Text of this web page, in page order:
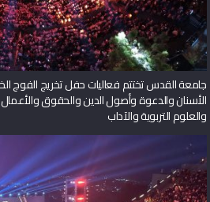
جامعة القدس تختتم فعاليات حفل تخريج الفوج
الأسنان والدعوة وأصول الدين والحقوق والأعمال
والعلوم التربوية والآداب